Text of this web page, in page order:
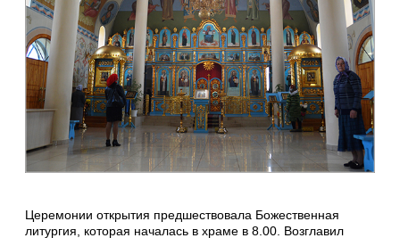
Церемонии открытия предшествовала Божественная
литургия, которая началась в храме в 8.00. Возглавил